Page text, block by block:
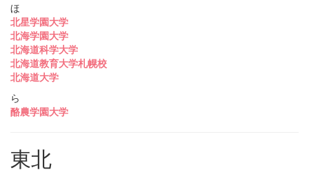
ほ
北星学園大学
北海学園大学
北海道科学大学
北海道教育大学札幌校
北海道大学
ら
酪農学園大学
東北